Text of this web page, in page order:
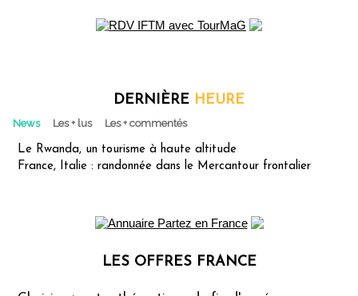
DERNIÈRE HEURE
News Les + lus Les + commentés
Le Rwanda, un tourisme à haute altitude
France, Italie : randonnée dans le Mercantour frontalier
LES OFFRES FRANCE